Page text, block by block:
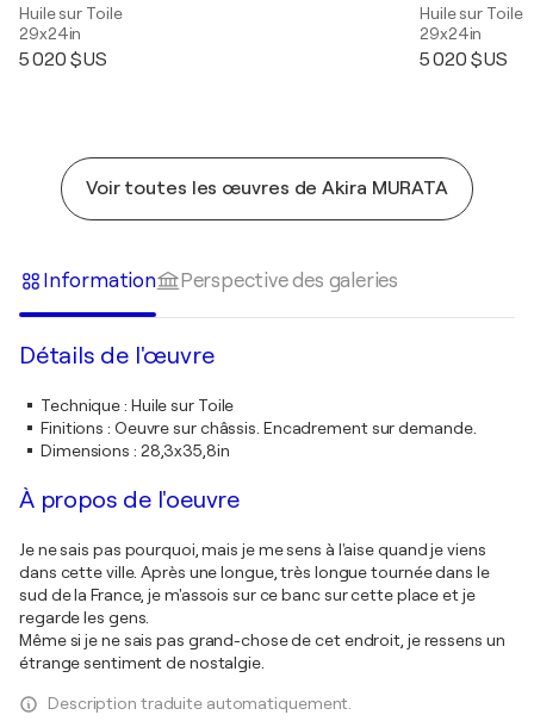
Huile sur Toile
29x24in
5 020 $US
Huile sur Toile
29x24in
5 020 $US
Voir toutes les œuvres de Akira MURATA
Information Perspective des galeries
Détails de l'œuvre
Technique: Huile sur Toile
Finitions : Oeuvre sur châssis. Encadrement sur demande.
Dimensions : 28,3x35,8in
À propos de l'oeuvre
Je ne sais pas pourquoi, mais je me sens à l'aise quand je viens
dans cette ville. Après une longue, très longue tournée dans le
sud de la France, je m'assois sur ce banc sur cette place et je
regarde les gens.
Même si je ne sais pas grand-chose de cet endroit, je ressens un
étrange sentiment de nostalgie.
Description traduite automatiquement.